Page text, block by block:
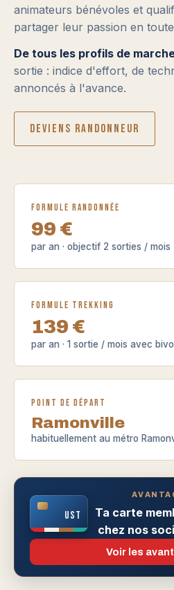
animateurs bénévoles et
partager leur passion en
De tous les profils de
sortie : indice d'effort, de
annoncés à l'avance.
Deviens randonneur
Formule Randonnée
99 €
par an · objectif 2 sorties / mois
Formule Trekking
139 €
par an · 1 sortie / mois avec
Point de départ
Ramonville
habituellement au métro
UST Ta carte
chez nos
Voir les